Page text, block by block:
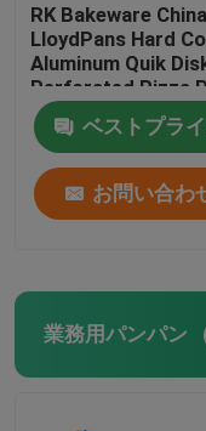
RK Bakeware
LloydPans Hard
Aluminum Quik
Perforated Pizza
ベストプラ
お問い合わ
業務用パンパン